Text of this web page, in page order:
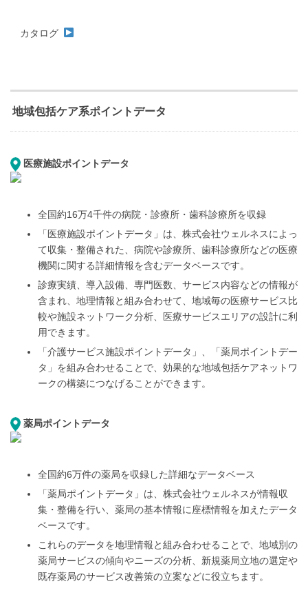
カタログ
地域包括ケア系ポイントデータ
医療施設ポイントデータ
全国約16万4千件の病院・診療所・歯科診療所を収録
「医療施設ポイントデータ」は、株式会社ウェルネスによっ
て収集・整備された、病院や診療所、歯科診療所 などの医療
機関に関する詳細情報を含むデータベースです。
診療実績、導入設備、専門医数、サービス 内容などの情報が
含まれ、地理情報と組み合わせて、地域毎の医療サービス比
較や施設ネットワーク分析、 医療サービスエリアの設計に利
用できます。
「介護サービス施設ポイントデータ」、「薬局ポイントデー
タ」を 組み合わせることで、効果的な地域包括ケアネットワ
ークの構築につなげることができます。
薬局ポイントデータ
全国約6万件の薬局を収録した詳細なデータベース
「薬局ポイントデータ」は、株式会社ウェルネスが情報収
集・整備を行い、薬局の基本情報に座標情報を 加えたデータ
ベースです。
これらのデータを地理情報と組み合わせることで、地域別の
薬局サービスの傾向や ニーズの分析、新規薬局立地の選定や
既存薬局のサービス改善策の立案などに役立ちます。